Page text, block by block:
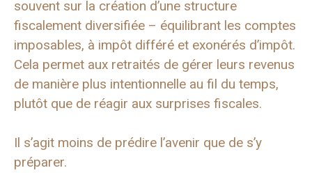
souvent sur la création d’une structure
fiscalement diversifiée – équilibrant les comptes
imposables, à impôt différé et exonérés d’impôt.
Cela permet aux retraités de gérer leurs revenus
de manière plus intentionnelle au fil du temps,
plutôt que de réagir aux surprises fiscales.
Il s’agit moins de prédire l’avenir que de s’y
préparer.